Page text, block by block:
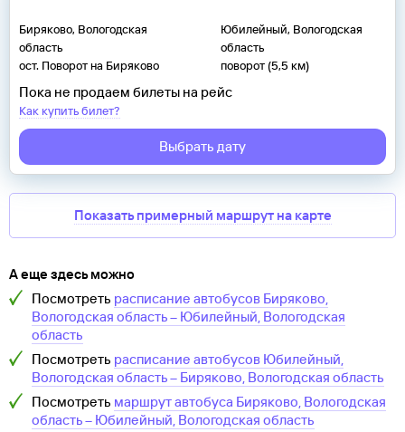
Биряково, Вологодская
область
ост. Поворот на Биряково
Юбилейный, Вологодская
область
поворот (5,5 км)
Пока не продаем билеты на рейс
Как купить билет?
Выбрать дату
Показать примерный маршрут на карте
А еще здесь можно
Посмотреть расписание автобусов Биряково,
Вологодская область– Юбилейный, Вологодская
область
Посмотреть расписание автобусов Юбилейный,
Вологодская область– Биряково, Вологодская область
Посмотреть маршрут автобуса Биряково, Вологодская
область– Юбилейный, Вологодская область